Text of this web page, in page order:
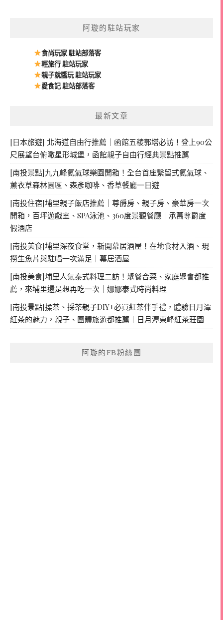
阿璇的駐站玩家
食尚玩家 駐站部落客
輕旅行 駐站玩家
親子就醬玩 駐站玩家
愛食記 駐站部落客
最新文章
[日本旅遊] 北海道自由行推薦｜函館五稜郭塔必訪！登上90公
尺展望台俯瞰星形城堡，函館親子自由行經典景點推薦
[南投景點]九九峰氦氣球樂園開箱！全台首座繫留式氦氣球、
薰衣草森林園區、森彥咖啡、香草餐廳一日遊
[南投住宿]埔里親子飯店推薦｜尊爵房、親子房、豪華房一次
開箱，百坪遊戲室、SPA泳池、360度景觀餐廳｜承萬尊爵度
假酒店
[南投美食]埔里深夜食堂，新開幕居酒屋！在地食材入酒、現
撈生魚片與駐唱一次滿足｜幕居酒屋
[南投美食]埔里人氣泰式料理二訪！聚餐合菜、家庭聚會都推
薦，來埔里還是想再吃一次｜娜娜泰式時尚料理
[南投景點]揉茶、採茶親子DIY+必買紅茶伴手禮，體驗日月潭
紅茶的魅力，親子、團體旅遊都推薦｜日月潭東峰紅茶莊園
阿璇的FB粉絲團